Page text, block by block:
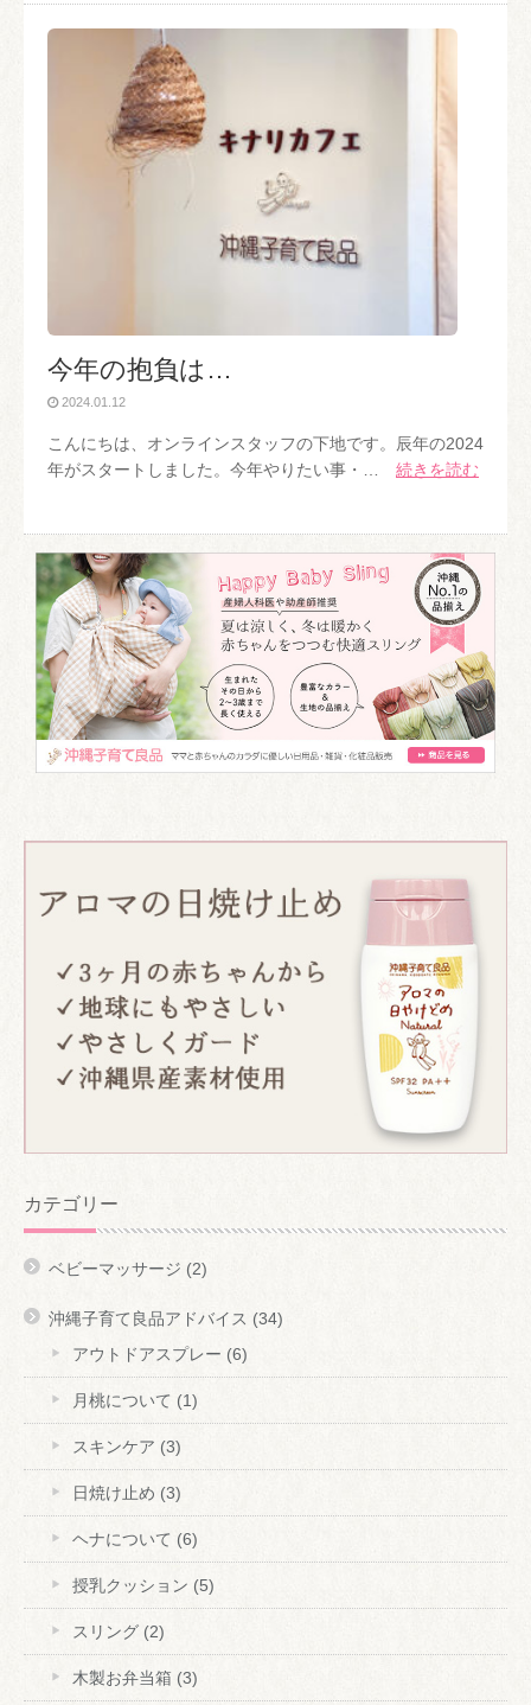
今年の抱負は…
2024.01.12
こんにちは、オンラインスタッフの下地です。辰年の2024
年がスタートしました。今年やりたい事・… 続きを読む
カテゴリー
ベビーマッサージ (2)
沖縄子育て良品アドバイス (34)
アウトドアスプレー (6)
月桃について (1)
スキンケア (3)
日焼け止め (3)
ヘナについて (6)
授乳クッション (5)
スリング (2)
木製お弁当箱 (3)